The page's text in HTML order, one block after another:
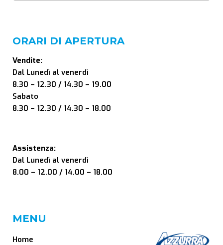
ORARI DI APERTURA
Vendite:
Dal Lunedì al venerdì
8.30 – 12.30 / 14.30 – 19.00
Sabato
8.30 – 12.30 / 14.30 – 18.00
Assistenza:
Dal Lunedì al venerdì
8.00 – 12.00 / 14.00 – 18.00
MENU
Home